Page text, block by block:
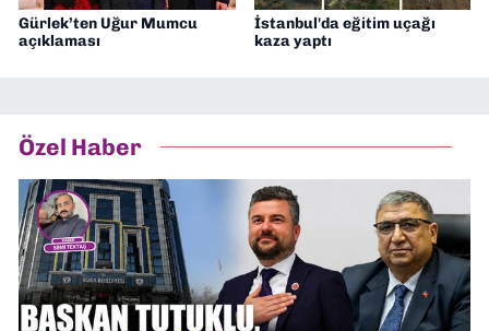
Gürlek’ten Uğur Mumcu
açıklaması
İstanbul'da eğitim uçağı
kaza yaptı
Özel Haber